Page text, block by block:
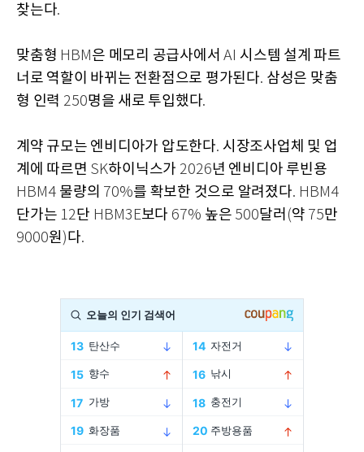
찾는다.
맞춤형 HBM 은 메모리 공급사에서 AI 시스템 설계 파트
너로 역할이 바뀌는 전환점으로 평가된다. 삼성은 맞춤
형 인력 250명을 새로 투입했다.
계약 규모는 엔비디아가 압도한다. 시장조사업체 및 업
계에 따르면 SK하이닉스가 2026년 엔비디아 루빈용
HBM4 물량의 70%를 확보한 것으로 알려졌다. HBM4
단가는 12단 HBM3E보다 67% 높은 500달러 (약 75만
9000원 )다.